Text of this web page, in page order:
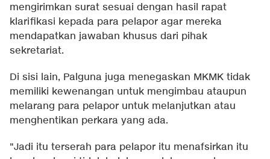
mengirimkan surat sesuai dengan hasil rapat
klarifikasi kepada para pelapor agar mereka
mendapatkan jawaban khusus dari pihak
sekretariat.
Di sisi lain, Palguna juga menegaskan MKMK tidak
memiliki kewenangan untuk mengimbau ataupun
melarang para pelapor untuk melanjutkan atau
menghentikan perkara yang ada.
"Jadi itu terserah para pelapor itu menafsirkan itu